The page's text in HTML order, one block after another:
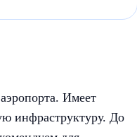
Имеет
инфраструктуру. До